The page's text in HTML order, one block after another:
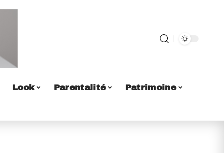
Look Parentalité Patrimoine